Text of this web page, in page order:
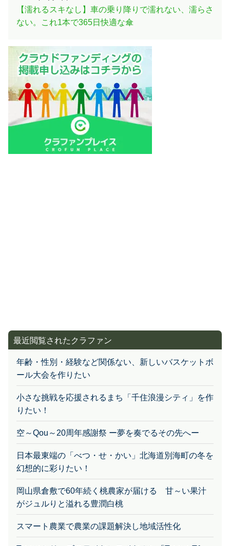
【濡れるスキなし】車の乗り降りで濡れない、濡らさ
ない。これ1本で365日快適な傘
最近閲覧されたクラファン
年齢・性別・経験など関係ない、新しいバスケットボ
ール大会を作りたい
小さな挑戦を応援されるまち「千住浪漫シティ」を作
りたい！
空～Qou～20周年感謝祭 ー夢を奏でるその先へー
日本最東端の「べつ・せ・かい」北海道別海町の冬を
幻想的に彩りたい！
岡山県倉敷で60年続く桃農家が届ける 甘～い果汁
がジュルりと溢れる豊潤白桃
スマート農業で農業の課題解決し地域活性化